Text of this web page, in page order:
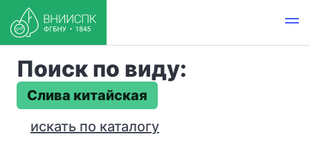
Поиск по виду:
Слива китайская
искать по каталогу